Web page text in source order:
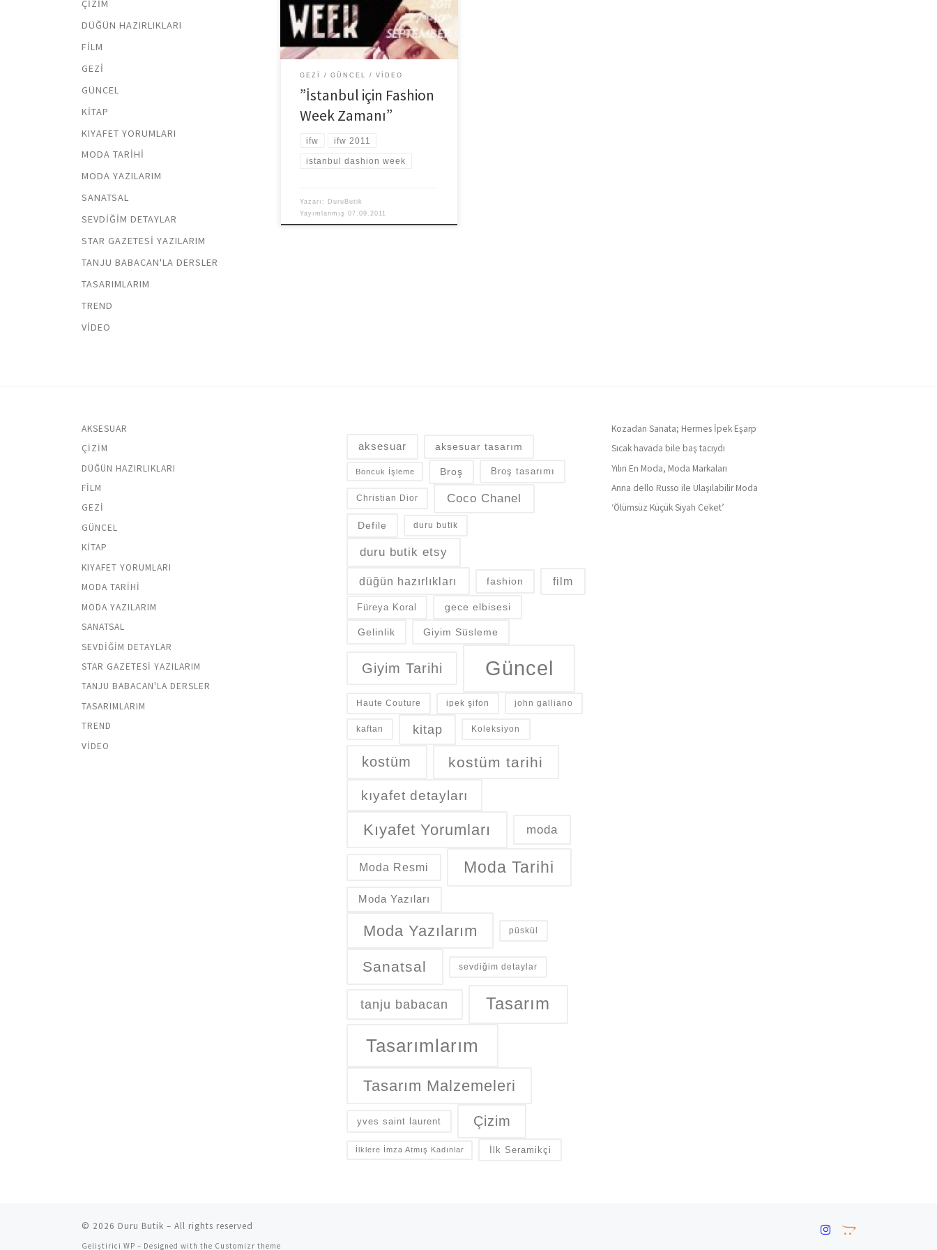
toprakların moda için hakettiği
değere ulaşmasında çok önemli bir
organizasyonun yeni sezon […]
GEZI GÜNCEL VIDEO
”İstanbul için Fashion
Week Zamanı”
ifw ifw 2011
istanbul dashion week
Yazarı: DuruButik
Yayımlanmış07.09.2011
ÇIZIM
DÜĞÜN HAZIRLIKLARI
FILM
GEZI
GÜNCEL
KITAP
KIYAFET YORUMLARI
MODA TARIHI
MODA YAZILARIM
SANATSAL
SEVDIĞIM DETAYLAR
STAR GAZETESI YAZILARIM
TANJU BABACAN'LA DERSLER
TASARIMLARIM
TREND
VIDEO
AKSESUAR
ÇIZIM
DÜĞÜN HAZIRLIKLARI
FILM
GEZI
GÜNCEL
KITAP
KIYAFET YORUMLARI
MODA TARIHI
MODA YAZILARIM
SANATSAL
SEVDIĞIM DETAYLAR
STAR GAZETESI YAZILARIM
TANJU BABACAN'LA DERSLER
TASARIMLARIM
TREND
VIDEO
aksesuar aksesuar tasarım
Boncuk İşleme Broş Broş tasarımı
Christian Dior Coco Chanel
Defile duru butik
duru butik etsy
düğün hazırlıkları fashion film
Füreya Koral gece elbisesi
Gelinlik Giyim Süsleme
Giyim Tarihi Güncel
Haute Couture ipek şifon john galliano
kaftan kitap Koleksiyon
kostüm kostüm tarihi
kıyafet detayları
Kıyafet Yorumları moda
Moda Resmi Moda Tarihi
Moda Yazıları
Moda Yazılarım püskül
Sanatsal sevdiğim detaylar
tanju babacan Tasarım
Tasarımlarım
Tasarım Malzemeleri
yves saint laurent Çizim
İlklere İmza Atmış Kadınlar İlk Seramikçi
Kozadan Sanata; Hermes İpek Eşarp
Sıcak havada bile baş tacıydı
Yılın En Moda, Moda Markaları
Anna dello Russo ile Ulaşılabilir Moda
‘Ölümsüz Küçük Siyah Ceket’
© 2026 Duru Butik – All rights reserved
Geliştirici WP – Designed with the Customizr theme